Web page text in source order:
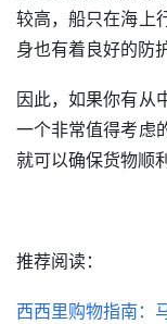
较高，船只在海上
身也有着良好的防
因此，如果你有从
一个非常值得考虑
就可以确保货物顺
推荐阅读：
西西里购物指南：